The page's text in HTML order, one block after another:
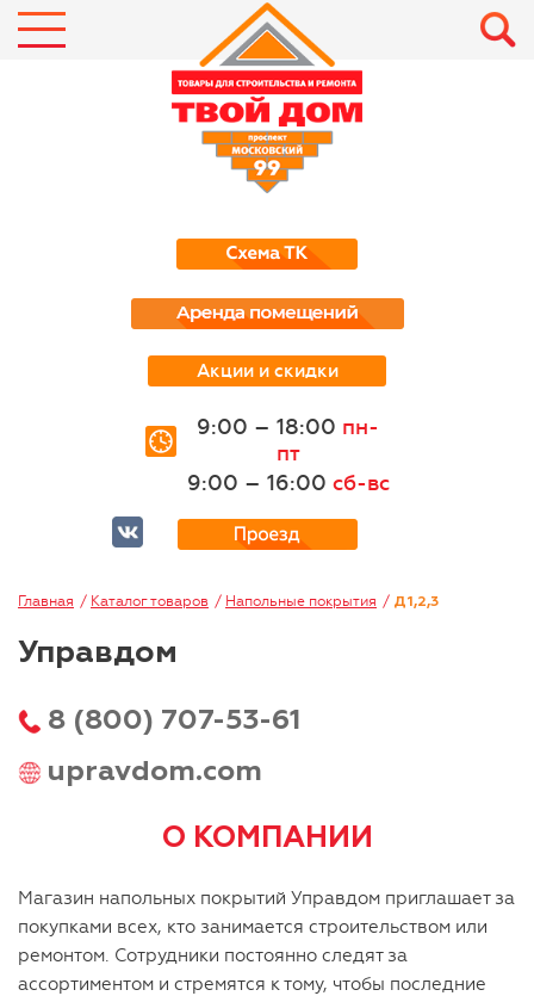
Акции и скидки
9:00 – 18:00 пн-
пт
9:00 – 16:00 сб-вс
Главная Каталог товаров Напольные покрытия Д1,2,3
Управдом
8 (800) 707-53-61
upravdom.com
О КОМПАНИИ
Магазин напольных покрытий Управдом приглашает за
покупками всех, кто занимается строительством или
ремонтом. Сотрудники постоянно следят за
ассортиментом и стремятся к тому, чтобы последние